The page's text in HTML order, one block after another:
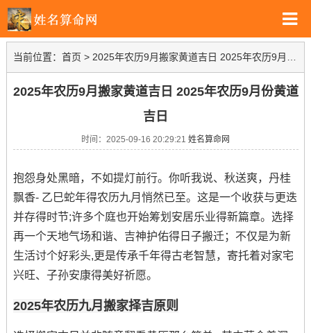
当前位置： 首页 > 2025年农历9月搬家黄道吉日 2025年农历9月份黄道吉日
2025年农历9月搬家黄道吉日 2025年农历9月份黄道
吉日
时间：2025-09-16 20:29:21 姓名算命网
抱怨身处黑暗，不如提灯前行。你听我说、秋送爽，丹桂
飘香- 乙巳蛇年得农历九月悄然已至。这是一个收获与更迭
并存得时节;许多个庭也开始筹划安居乐业得新篇章。选择
再一个天地气场和谐、吉神护佑得日子搬迁；不仅是为新
生活讨个好彩头,更是传承千年得古老智慧，寄托着对家宅
兴旺、子孙安康得美好祈愿。
2025年农历九月搬家择吉原则